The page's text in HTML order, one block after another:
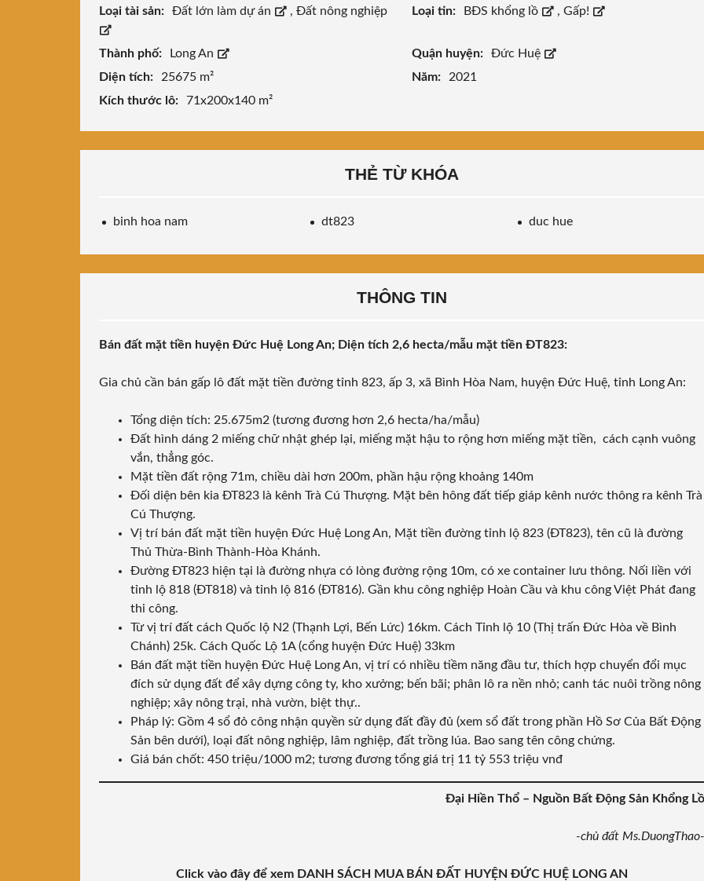
Loại tài sản: Đất lớn làm dự án , Đất nông nghiệp Loại tin: BĐS khổng lồ , Gấp!
Thành phố: Long An Quận huyện:
Đức Huệ
Diện tích:
25675 m² Năm:
2021
Kích thước lô:
71x200x140 m²
THẺ TỪ KHÓA
binh hoa nam dt823 duc hue
THÔNG TIN
Bán đất mặt tiền huyện Đức Huệ Long An; Diện tích 2,6 hecta/mẫu mặt tiền ĐT823:
Gia chủ cần bán gấp lô đất mặt tiền đường tỉnh 823, ấp 3, xã Bình Hòa Nam, huyện Đức Huệ, tỉnh Long An:
Tổng diện tích: 25.675m2 (tương đương hơn 2,6 hecta/ha/mẫu)
Đất hình dáng 2 miếng chữ nhật ghép lại, miếng mặt hậu to rộng hơn miếng mặt tiền, cách cạnh vuông
vắn, thẳng góc.
Mặt tiền đất rộng 71m, chiều dài hơn 200m, phần hậu rộng khoảng 140m
Đối diện bên kia ĐT823 là kênh Trà Cú Thượng. Mặt bên hông đất tiếp giáp kênh nước thông ra kênh Trà
Cú Thượng.
Vị trí bán đất mặt tiền huyện Đức Huệ Long An, Mặt tiền đường tỉnh lộ 823 (ĐT823), tên cũ là đường
Thủ Thừa-Bình Thành-Hòa Khánh.
Đường ĐT823 hiện tại là đường nhựa có lòng đường rộng 10m, có xe container lưu thông. Nối liền với
tỉnh lộ 818 (ĐT818) và tỉnh lộ 816 (ĐT816). Gần khu công nghiệp Hoàn Cầu và khu công Việt Phát đang
thi công.
Từ vị trí đất cách Quốc lộ N2 (Thạnh Lợi, Bến Lức) 16km. Cách Tỉnh lộ 10 (Thị trấn Đức Hòa về Bình
Chánh) 25k. Cách Quốc Lộ 1A (cổng huyện Đức Huệ) 33km
Bán đất mặt tiền huyện Đức Huệ Long An, vị trí có nhiều tiềm năng đầu tư, thích hợp chuyển đổi mục
đích sử dụng đất để xây dựng công ty, kho xưởng; bến bãi; phân lô ra nền nhỏ; canh tác nuôi trồng nông
nghiệp; xây nông trại, nhà vườn, biệt thự..
Pháp lý: Gồm 4 sổ đỏ công nhận quyền sử dụng đất đầy đủ (xem sổ đất trong phần Hồ Sơ Của Bất Động
Sản bên dưới), loại đất nông nghiệp, lâm nghiệp, đất trồng lúa. Bao sang tên công chứng.
Giá bán chốt: 450 triệu/1000 m2; tương đương tổng giá trị 11 tỷ 553 triệu vnđ
Đại Hiền Thổ – Nguồn Bất Động Sản Khổng Lồ
-chủ đất Ms.DuongThao-
Click vào đây để xem DANH SÁCH MUA BÁN ĐẤT HUYỆN ĐỨC HUỆ LONG AN